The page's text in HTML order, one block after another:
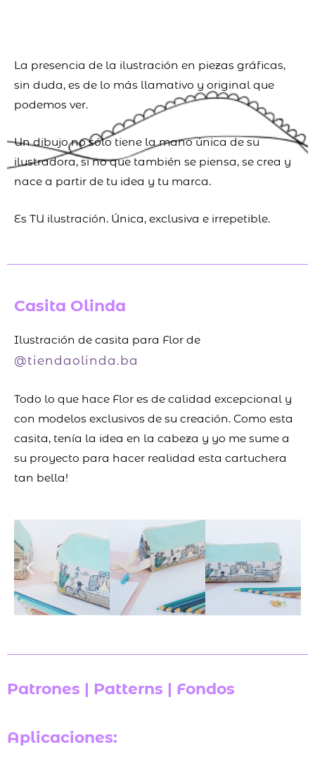
La presencia de la ilustración en piezas gráficas,
sin duda, es de lo más llamativo y original que
podemos ver.
Un dibujo no sólo tiene la mano única de su
ilustradora, si no que también se piensa, se crea y
nace a partir de tu idea y tu marca.
Es TU ilustración. Única, exclusiva e irrepetible.
Casita Olinda
Ilustración de casita para Flor de
@tiendaolinda.ba
Todo lo que hace Flor es de calidad excepcional y
con modelos exclusivos de su creación. Como esta
casita, tenía la idea en la cabeza y yo me sume a
su proyecto para hacer realidad esta cartuchera
tan bella!
Patrones | Patterns | Fondos
Aplicaciones: